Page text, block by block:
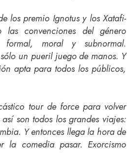
los premio Ignotus y los Xatafi-
las convenciones del género
moral y subnormal.
un pueril juego de manos. Y
apta para todos los públicos,
tour de force para volver
son todos los grandes viajes:
Y entonces llega la hora de
comedia pasar. Exorcismo